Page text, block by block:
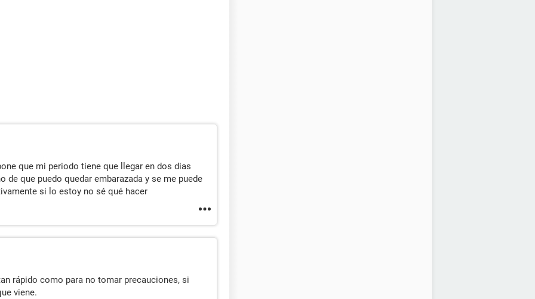
que mi periodo tiene que llegar en dos dias
de que puedo quedar embarazada y se me puede
si lo estoy no sé qué hacer
rápido como para no tomar precauciones, si
viene.